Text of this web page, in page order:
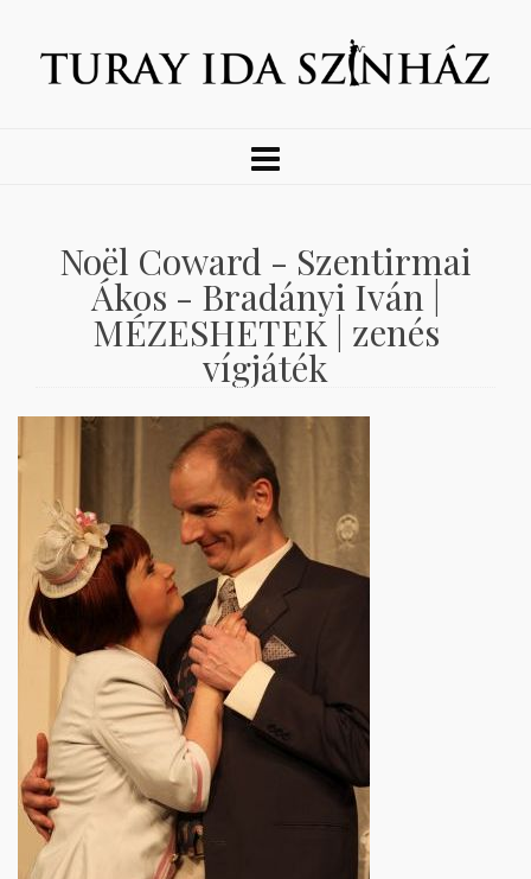
Noël Coward - Szentirmai
Ákos - Bradányi Iván |
MÉZESHETEK | zenés
vígjáték